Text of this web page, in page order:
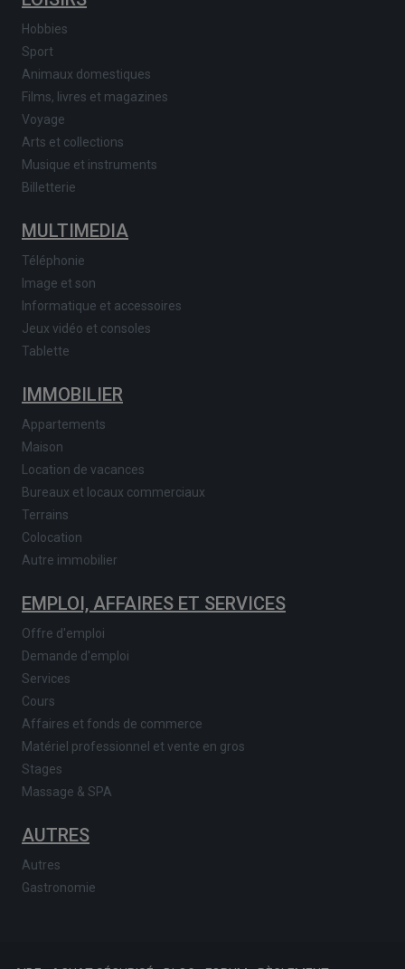
Hobbies
Sport
Animaux domestiques
Films, livres et magazines
Voyage
Arts et collections
Musique et instruments
Billetterie
MULTIMEDIA
Téléphonie
Image et son
Informatique et accessoires
Jeux vidéo et consoles
Tablette
IMMOBILIER
Appartements
Maison
Location de vacances
Bureaux et locaux commerciaux
Terrains
Colocation
Autre immobilier
EMPLOI, AFFAIRES ET SERVICES
Offre d'emploi
Demande d'emploi
Services
Cours
Affaires et fonds de commerce
Matériel professionnel et vente en gros
Stages
Massage & SPA
AUTRES
Autres
Gastronomie